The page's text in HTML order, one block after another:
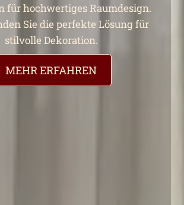
für hochwertiges Raumdesign.
Sie die perfekte Lösung für
stilvolle Dekoration.
MEHR ERFAHREN